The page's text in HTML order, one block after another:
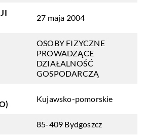
27 maja 2004
OSOBY FIZYCZNE
PROWADZĄCE
DZIAŁALNOŚĆ
GOSPODARCZĄ
Kujawsko-pomorskie
85-409 Bydgoszcz